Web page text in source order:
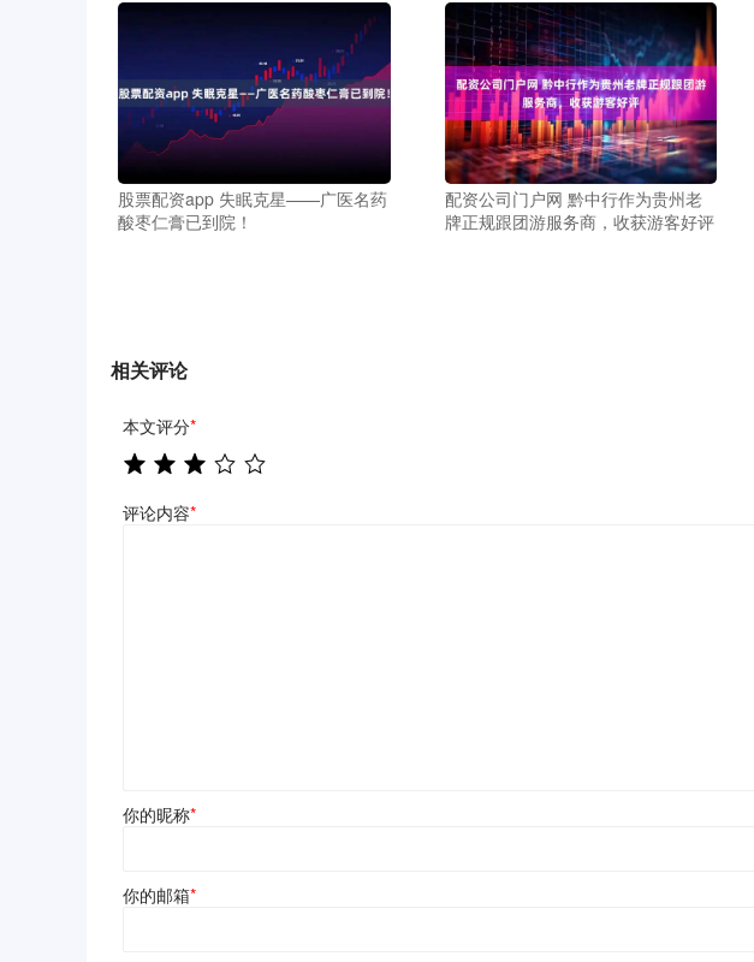
股票配资app 失眠克星——广医名药
酸枣仁膏已到院！
配资公司门户网 黔中行作为贵州老
牌正规跟团游服务商，收获游客好评
相关评论
本文评分*
评论内容*
你的昵称*
你的邮箱*